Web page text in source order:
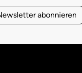
abonnieren